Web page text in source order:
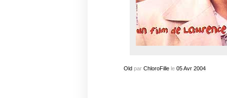
Old par ChloroFillele 05 Avr 2004